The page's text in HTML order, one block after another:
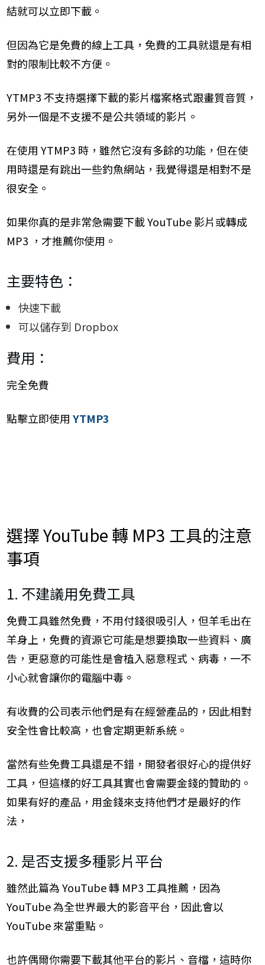
結就可以立即下載。
但因為它是免費的線上工具，免費的工具就還是有相
對的限制比較不方便。
YTMP3 不支持選擇下載的影片檔案格式跟畫質音質，
另外一個是不支援不是公共領域的影片。
在使用 YTMP3 時，雖然它沒有多餘的功能，但在使
用時還是有跳出一些釣魚網站，我覺得還是相對不是
很安全。
如果你真的是非常急需要下載 YouTube 影片或轉成
MP3 ，才推薦你使用。
主要特色：
快速下載
可以儲存到 Dropbox
費用：
完全免費
點擊立即使用 YTMP3
選擇 YouTube 轉 MP3 工具的注意
事項
1. 不建議用免費工具
免費工具雖然免費，不用付錢很吸引人，但羊毛出在
羊身上，免費的資源它可能是想要換取一些資料、廣
告，更惡意的可能性是會植入惡意程式、病毒，一不
小心就會讓你的電腦中毒。
有收費的公司表示他們是有在經營產品的，因此相對
安全性會比較高，也會定期更新系統。
當然有些免費工具還是不錯，開發者很好心的提供好
工具，但這樣的好工具其實也會需要金錢的贊助的。
如果有好的產品，用金錢來支持他們才是最好的作
法，
2. 是否支援多種影片平台
雖然此篇為 YouTube 轉 MP3 工具推薦，因為
YouTube 為全世界最大的影音平台，因此會以
YouTube 來當重點。
也許偶爾你需要下載其他平台的影片、音檔，這時你